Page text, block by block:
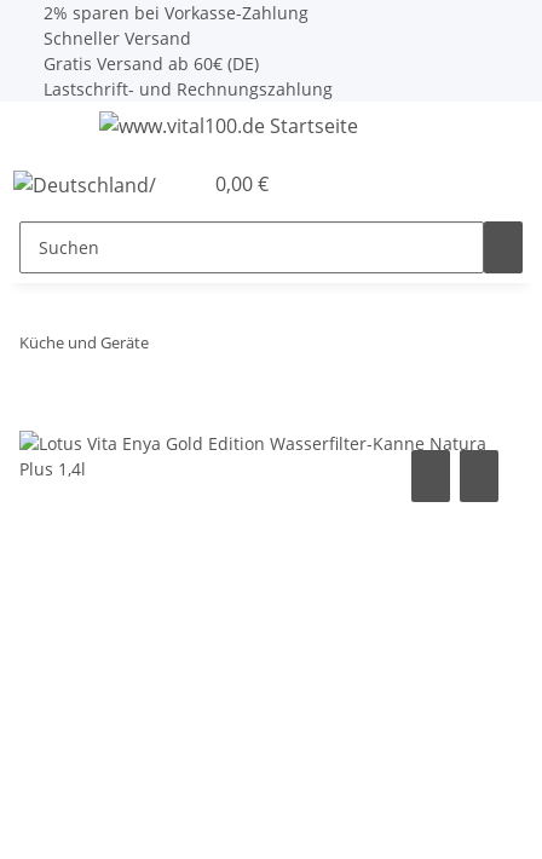
2% sparen bei Vorkasse-Zahlung
Schneller Versand
Gratis Versand ab 60€ (DE)
Lastschrift- und Rechnungszahlung
0,00 €
Küche und Geräte